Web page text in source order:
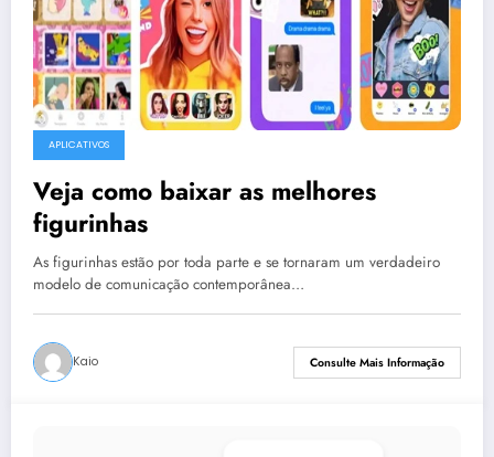
APLICATIVOS
Veja como baixar as melhores
figurinhas
As figurinhas estão por toda parte e se tornaram um verdadeiro
modelo de comunicação contemporânea…
Kaio Consulte Mais Informação